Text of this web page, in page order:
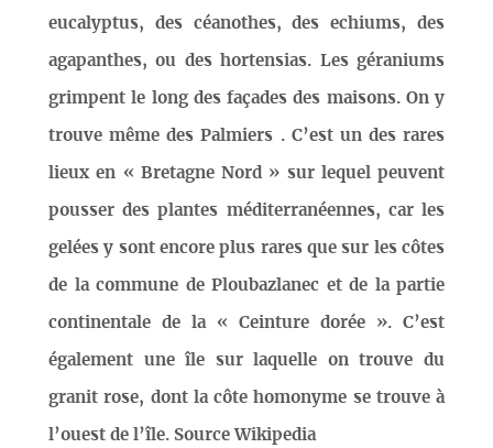
eucalyptus, des céanothes, des echiums, des
agapanthes, ou des hortensias. Les géraniums
grimpent le long des façades des maisons. On y
trouve même des Palmiers . C’est un des rares
lieux en « Bretagne Nord » sur lequel peuvent
pousser des plantes méditerranéennes, car les
gelées y sont encore plus rares que sur les côtes
de la commune de Ploubazlanec et de la partie
continentale de la « Ceinture dorée ». C’est
également une île sur laquelle on trouve du
granit rose, dont la côte homonyme se trouve à
l’ouest de l’île. Source Wikipedia